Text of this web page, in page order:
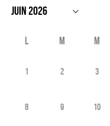
L M M
1 2 3
8 9 10